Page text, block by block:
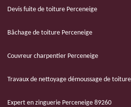
Devis fuite de toiture Perceneige
Bâchage de toiture Perceneige
Couvreur charpentier Perceneige
Travaux de nettoyage démoussage de
Expert en zinguerie Perceneige 89260